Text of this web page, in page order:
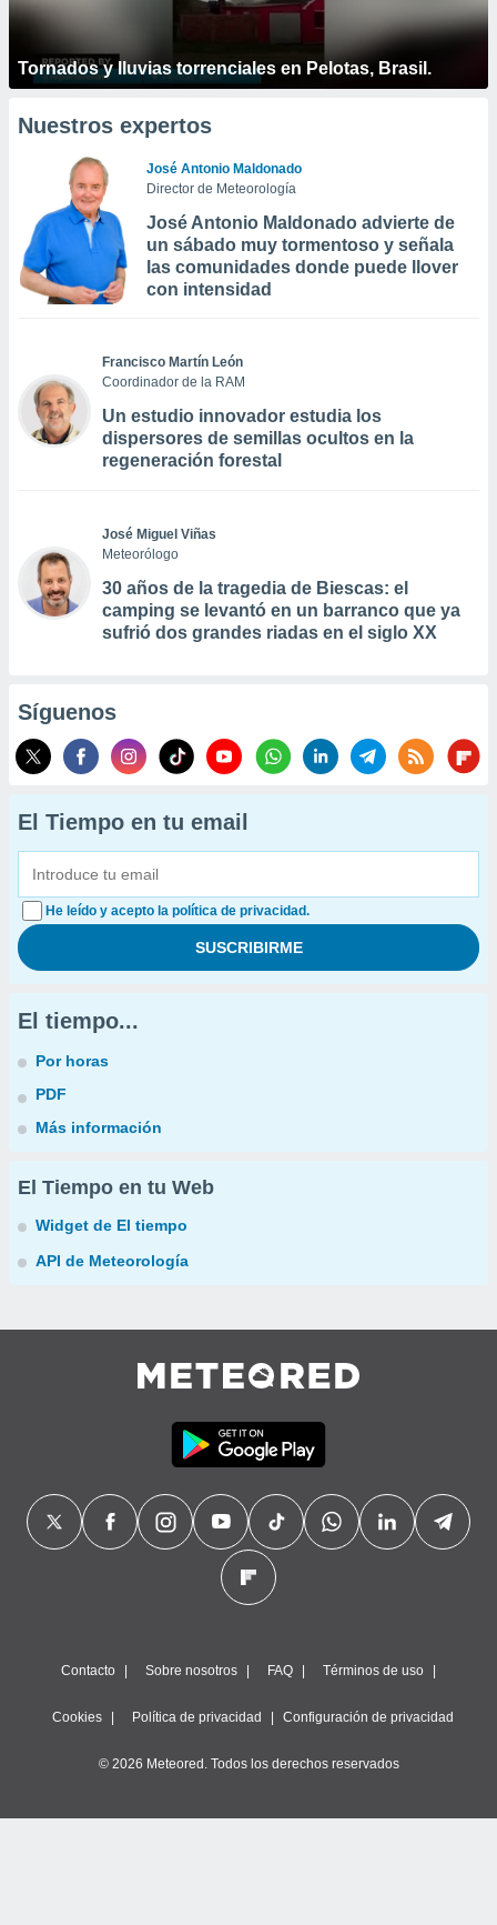
Tornados y lluvias torrenciales en Pelotas, Brasil.
Nuestros expertos
José Antonio Maldonado
Director de Meteorología
José Antonio Maldonado advierte de
un sábado muy tormentoso y señala
las comunidades donde puede llover
con intensidad
Francisco Martín León
Coordinador de la RAM
Un estudio innovador estudia los
dispersores de semillas ocultos en la
regeneración forestal
José Miguel Viñas
Meteorólogo
30 años de la tragedia de Biescas: el
camping se levantó en un barranco que ya
sufrió dos grandes riadas en el siglo XX
Síguenos
El Tiempo en tu email
He leído y acepto la política de privacidad.
El tiempo...
Por horas
PDF
Más información
El Tiempo en tu Web
Widget de El tiempo
API de Meteorología
Contacto Sobre nosotros FAQ Términos de uso
Cookies Política de privacidad Configuración de privacidad
© 2026 Meteored. Todos los derechos reservados